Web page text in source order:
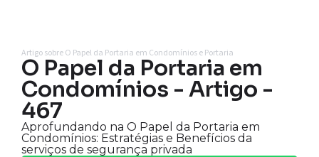
Artigo sobre O Papel da Portaria em Condomínios e Portaria
O Papel da Portaria em
Condomínios - Artigo -
467
Aprofundando na O Papel da Portaria em
Condomínios: Estratégias e Benefícios da
serviços de segurança privada